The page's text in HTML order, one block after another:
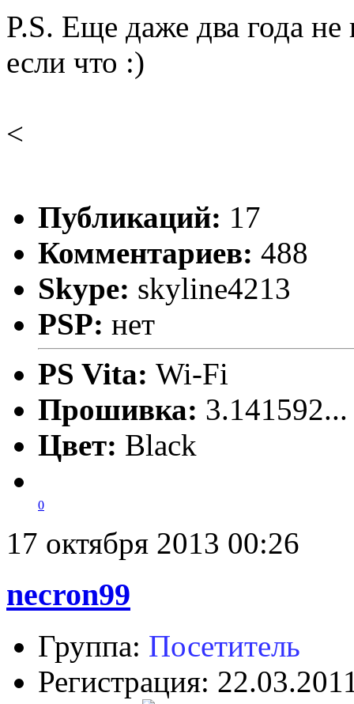
P.S. Еще даже два года
если что :)
<
Публикаций: 17
Комментариев: 488
Skype: skyline4213
PSP: нет
PS Vita: Wi-Fi
Прошивка:
Цвет: Black
0
17 октября 2013 00:26
necron99
Группа: Посетитель
Регистрация: